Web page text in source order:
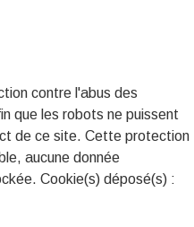
contre l'abus des
que les robots ne puissent
de ce site. Cette protection
aucune donnée
Cookie(s) déposé(s) :